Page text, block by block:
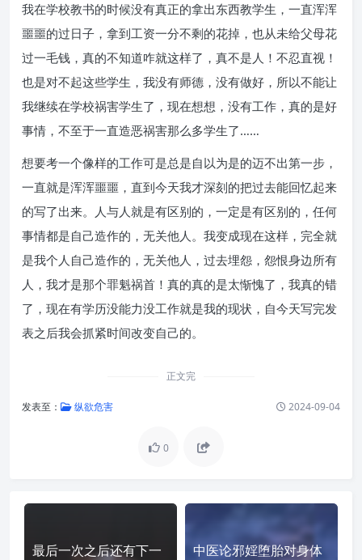
我在学校教书的时候没有真正的拿出东西教学生，一直浑浑
噩噩的过日子，拿到工资一分不剩的花掉，也从未给父母花
过一毛钱，真的不知道咋就这样了，真不是人！不忍直视！
也是对不起这些学生，我没有师德，没有做好，所以不能让
我继续在学校祸害学生了，现在想想，没有工作，真的是好
事情，不至于一直造恶祸害那么多学生了……
想要考一个像样的工作可是总是自以为是的迈不出第一步，
一直就是浑浑噩噩，直到今天我才深刻的把过去能回忆起来
的写了出来。人与人就是有区别的，一定是有区别的，任何
事情都是自己造作的，无关他人。我变成现在这样，完全就
是我个人自己造作的，无关他人，过去埋怨，怨恨身边所有
人，我才是那个罪魁祸首！真的真的是太惭愧了，我真的错
了，现在有学历没能力没工作就是我的现状，自今天写完发
表之后我会抓紧时间改变自己的。
正文完
发表至： 纵欲危害 2024-09-04
0
最后一次之后还有下一
中医论邪婬堕胎对身体